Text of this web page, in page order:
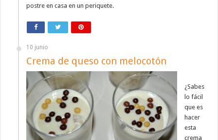
postre en casa en un periquete.
10 junio
Crema de queso con melocotón
¿Sabes
lo fácil
que es
hacer
esta
crema